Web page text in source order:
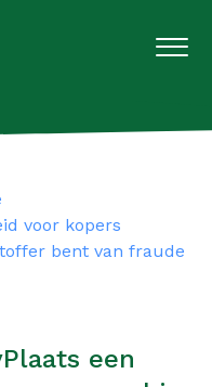
voor kopers
bent van fraude
een